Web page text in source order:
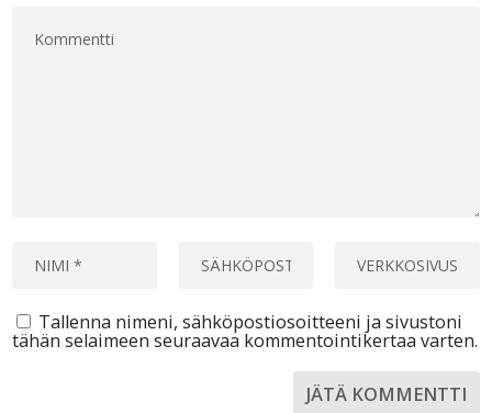
Tallenna nimeni, sähköpostiosoitteeni ja sivustoni
tähän selaimeen seuraavaa kommentointikertaa varten.